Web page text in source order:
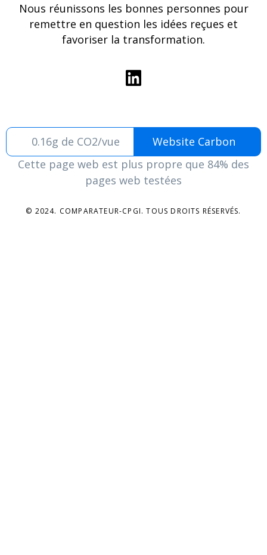
Nous réunissons les bonnes personnes pour
remettre en question les idées reçues et
favoriser la transformation.
0.16g de CO2/vue
Website Carbon
Cette page web est plus propre que 84% des
pages web testées
© 2024. COMPARATEUR-CPGI. TOUS DROITS RÉSERVÉS.